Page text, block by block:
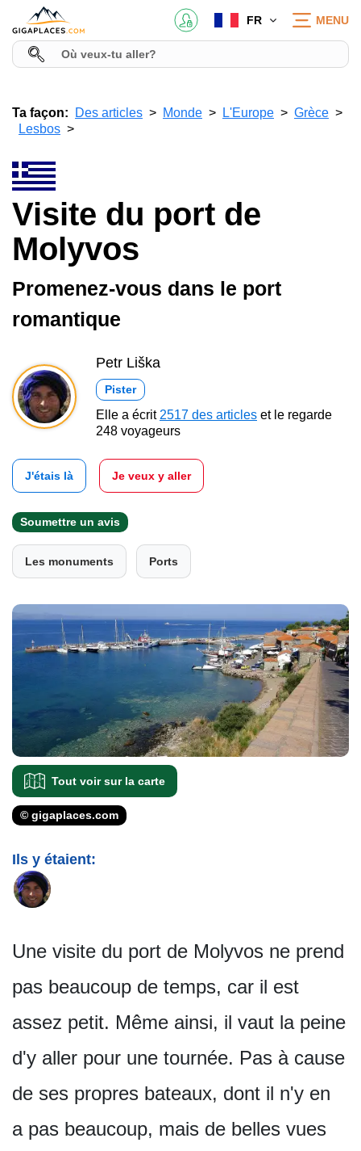
FR MENU
Ta façon: Des articles Monde L'Europe
Grèce
Lesbos
Visite du port de
Molyvos
Promenez-vous dans le port
romantique
Petr Liška
Pister
Elle a écrit 2517 des articles et le regarde
248 voyageurs
J'étais là Je veux y aller
Soumettre un avis
Les monuments Ports
Tout voir sur la carte
© gigaplaces.com
Ils y étaient:
Une visite du port de Molyvos ne prend
pas beaucoup de temps, car il est
assez petit. Même ainsi, il vaut la peine
d'y aller pour une tournée. Pas à cause
de ses propres bateaux, dont il n'y en
a pas beaucoup, mais de belles vues